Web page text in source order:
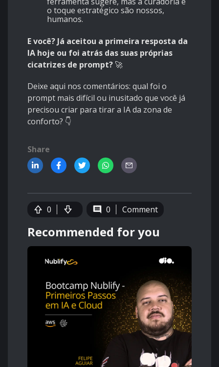
o toque estratégico são nossos,
humanos.
E você? Já aceitou a primeira resposta da
IA hoje ou foi atrás das suas próprias
cicatrizes de prompt? 🚀
Deixe aqui nos comentários: qual foi o
prompt mais difícil ou inusitado que você já
precisou criar para tirar a IA da zona de
conforto? 👇
Share
0 0 Comment
Recommended for you